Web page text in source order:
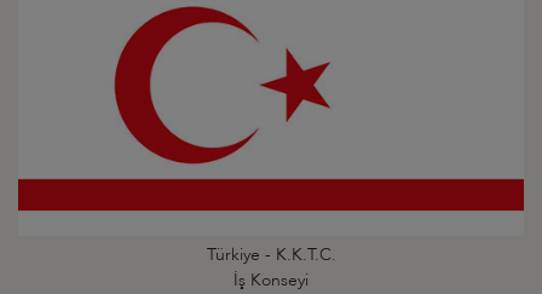
Türkiye - K.K.T.C.
İş Konseyi